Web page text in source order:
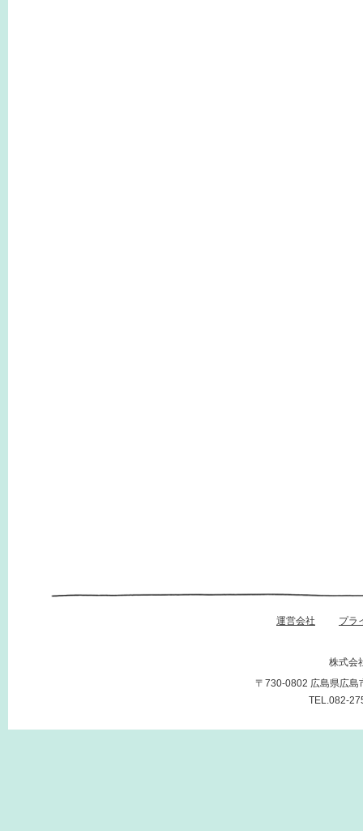
運営会社 プラ
株式会
〒730-0802 広島県広島
TEL.082-